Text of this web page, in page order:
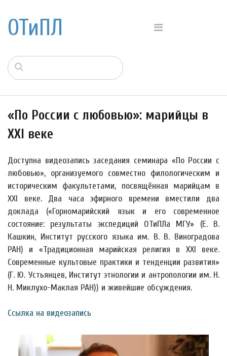
ОТиПЛ
«По России с любовью»: марийцы в
XXI веке
Доступна видеозапись заседания семинара «По России с
любовью», организуемого совместно филологическим и
историческим факультетами, посвящённая марийцам в
XXI веке. Два часа эфирного времени вместили два
доклада («Горномарийский язык и его современное
состояние: результаты экспедиций ОТиПЛа МГУ» (Е. В.
Кашкин, Институт русского языка им. В. В. Виноградова
РАН) и «Традиционная марийская религия в XXI веке.
Современные культовые практики и тенденции развития»
(Г. Ю. Устьянцев, Институт этнологии и антропологии им. Н.
Н. Миклухо-Маклая РАН)) и живейшие обсуждения.
Ссылка на видеозапись